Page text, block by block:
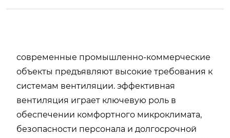
современные промышленно-коммерческие
объекты предъявляют высокие требования к
системам вентиляции. эффективная
вентиляция играет ключевую роль в
обеспечении комфортного микроклимата,
безопасности персонала и долгосрочной